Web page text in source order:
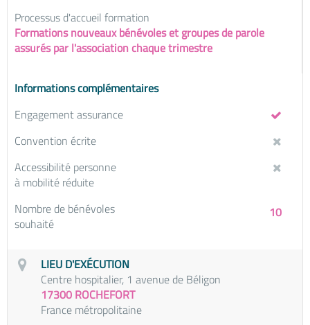
Processus d'accueil formation
Formations nouveaux bénévoles et groupes de parole
assurés par l'association chaque trimestre
Informations complémentaires
Engagement assurance
Convention écrite
Accessibilité personne
à mobilité réduite
10
Nombre de bénévoles
souhaité
LIEU D'EXÉCUTION
Centre hospitalier, 1 avenue de Béligon
17300 ROCHEFORT
France métropolitaine